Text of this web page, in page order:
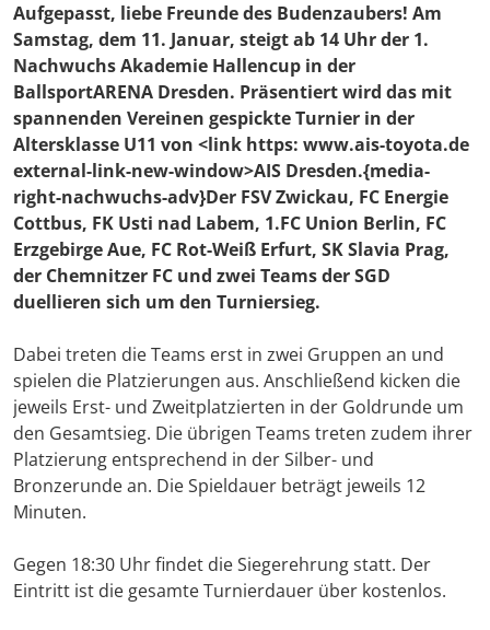
Aufgepasst, liebe Freunde des Budenzaubers! Am
Samstag, dem 11. Januar, steigt ab 14 Uhr der 1.
Nachwuchs Akademie Hallencup in der
BallsportARENA Dresden. Präsentiert wird das mit
spannenden Vereinen gespickte Turnier in der
Altersklasse U11 von <link https: www.ais-toyota.de
external-link-new-window>AIS Dresden.{media-
right-nachwuchs-adv}Der FSV Zwickau, FC Energie
Cottbus, FK Usti nad Labem, 1.FC Union Berlin, FC
Erzgebirge Aue, FC Rot-Weiß Erfurt, SK Slavia Prag,
der Chemnitzer FC und zwei Teams der SGD
duellieren sich um den Turniersieg.
Dabei treten die Teams erst in zwei Gruppen an und
spielen die Platzierungen aus. Anschließend kicken die
jeweils Erst- und Zweitplatzierten in der Goldrunde um
den Gesamtsieg. Die übrigen Teams treten zudem ihrer
Platzierung entsprechend in der Silber- und
Bronzerunde an. Die Spieldauer beträgt jeweils 12
Minuten.
Gegen 18:30 Uhr findet die Siegerehrung statt. Der
Eintritt ist die gesamte Turnierdauer über kostenlos.